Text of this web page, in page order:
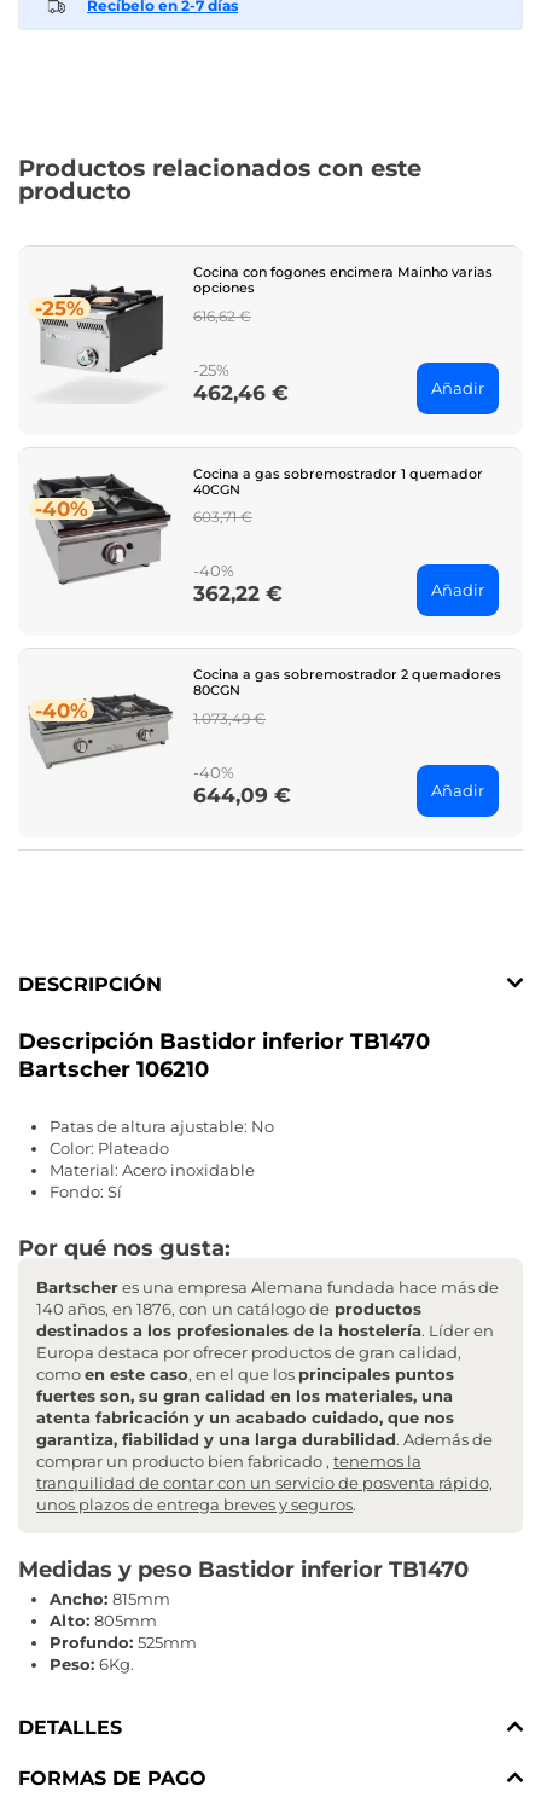
Recíbelo en 2-7 días
Productos relacionados con este
producto
-25%
Cocina con fogones encimera Mainho varias
opciones
Regular
616,62 €
-25%
Price
462,46 € Añadir
-40%
Cocina a gas sobremostrador 1 quemador
40CGN
Regular
603,71 €
-40%
Price
362,22 € Añadir
-40%
Cocina a gas sobremostrador 2 quemadores
80CGN
Regular
1.073,49 €
-40%
Price
644,09 € Añadir
DESCRIPCIÓN
Descripción Bastidor inferior TB1470
Bartscher 106210
Patas de altura ajustable: No
Color: Plateado
Material: Acero inoxidable
Fondo: Sí
Por qué nos gusta:
Bartscheres una empresa Alemana fundada hace más de
140 años, en 1876, con un catálogo de productos
destinados a los profesionales de la hostelería. Líder en
Europa destaca por ofrecer productos de gran calidad,
comoen este caso, en el que los principales puntos
fuertes son, su gran calidad en los materiales, una
atenta fabricación y un acabado cuidado, que nos
garantiza, fiabilidad y una larga durabilidad. Además de
comprar un producto bien fabricado , tenemos la
tranquilidad de contar con un servicio de posventa rápido,
unos plazos de entrega breves y seguros.
Medidas y peso Bastidor inferior TB1470
Ancho: 815mm
Alto: 805mm
Profundo: 525mm
Peso: 6Kg.
DETALLES
FORMAS DE PAGO